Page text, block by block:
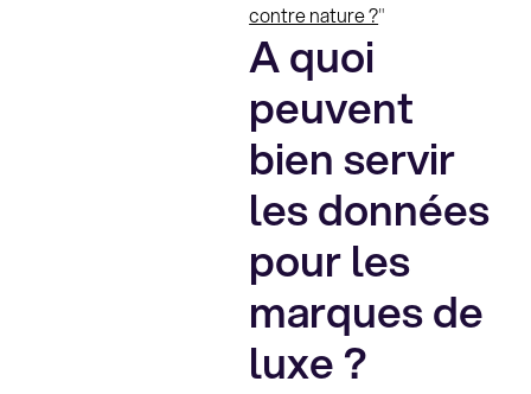
contre nature ?"
A quoi
peuvent
bien servir
les données
pour les
marques de
luxe ?